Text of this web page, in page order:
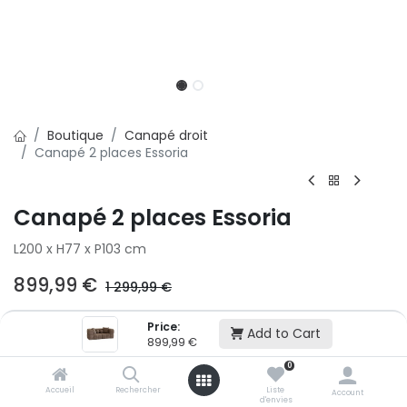
Price:
899,99 € Add to Cart
Accueil Rechercher
0
Liste
d'envies
Account
Boutique
Canapé droit
Canapé 2 places Essoria
Canapé 2 places Essoria
L200 x H77 x P103 cm
899,99 € 1 299,99€
Ajouter au panier
Ajouter à la liste d'envie